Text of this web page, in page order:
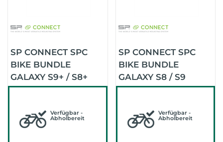
SP CONNECT SPC
BIKE BUNDLE
GALAXY S9+ / S8+
Verfügbar -
Abholbereit
SP CONNECT SPC
BIKE BUNDLE
GALAXY S8 / S9
Verfügbar -
Abholbereit